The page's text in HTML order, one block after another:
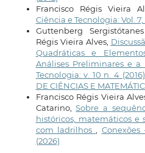
Francisco Régis Vieira
Ciência e Tecnologia: Vol. 7,
Guttenberg
Régis Vieira Alves,
Quadráticas e
Análises Preliminares e a
Tecnologia: v. 10 n. 4
DE CIÊNCIAS E
Francisco Régis Vieira
Catarino,Sobre a
históricos, matemáticos
com ladrilhos,
(2026)